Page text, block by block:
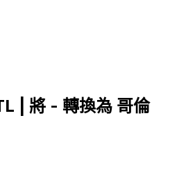
| 將 - 轉換為 哥倫